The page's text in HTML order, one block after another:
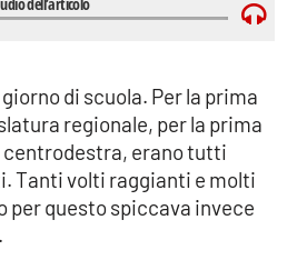
di scuola. Per la prima
regionale, per la prima
centrodestra, erano tutti
Tanti volti raggianti e molti
per questo spiccava invece